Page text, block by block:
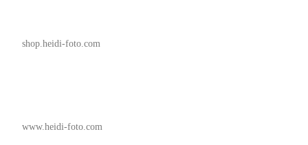
shop.heidi-foto.com
www.heidi-foto.com